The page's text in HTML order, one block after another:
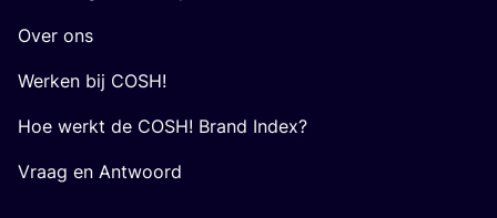
Over ons
Werken bij COSH!
Hoe werkt de COSH! Brand Index?
Vraag en Antwoord